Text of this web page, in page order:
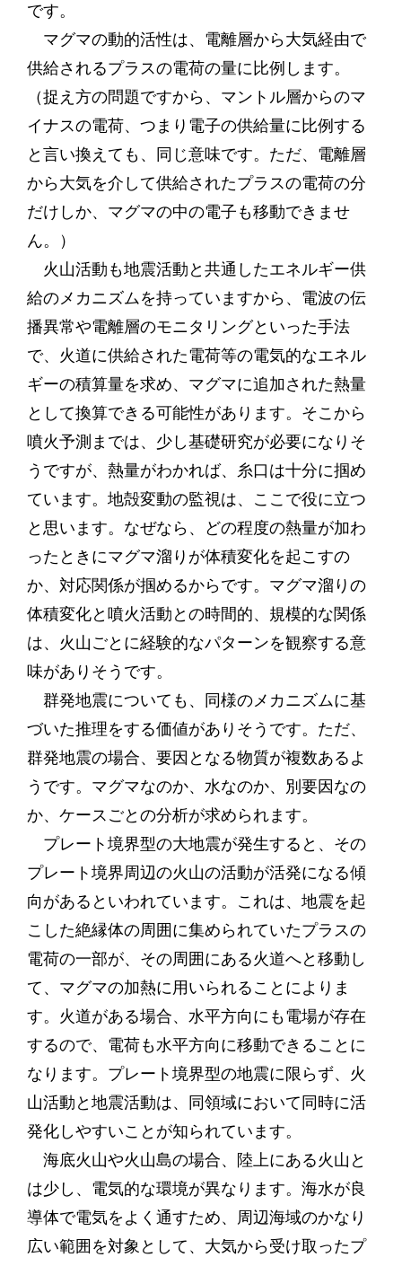
です。
マグマの動的活性は、電離層から大気経由で
供給されるプラスの電荷の量に比例します。
（捉え方の問題ですから、マントル層からのマ
イナスの電荷、つまり電子の供給量に比例する
と言い換えても、同じ意味です。ただ、電離層
から大気を介して供給されたプラスの電荷の分
だけしか、マグマの中の電子も移動できませ
ん。）
火山活動も地震活動と共通したエネルギー供
給のメカニズムを持っていますから、電波の伝
播異常や電離層のモニタリングといった手法
で、火道に供給された電荷等の電気的なエネル
ギーの積算量を求め、マグマに追加された熱量
として換算できる可能性があります。そこから
噴火予測までは、少し基礎研究が必要になりそ
うですが、熱量がわかれば、糸口は十分に掴め
ています。地殻変動の監視は、ここで役に立つ
と思います。なぜなら、どの程度の熱量が加わ
ったときにマグマ溜りが体積変化を起こすの
か、対応関係が掴めるからです。マグマ溜りの
体積変化と噴火活動との時間的、規模的な関係
は、火山ごとに経験的なパターンを観察する意
味がありそうです。
群発地震についても、同様のメカニズムに基
づいた推理をする価値がありそうです。ただ、
群発地震の場合、要因となる物質が複数あるよ
うです。マグマなのか、水なのか、別要因なの
か、ケースごとの分析が求められます。
プレート境界型の大地震が発生すると、その
プレート境界周辺の火山の活動が活発になる傾
向があるといわれています。これは、地震を起
こした絶縁体の周囲に集められていたプラスの
電荷の一部が、その周囲にある火道へと移動し
て、マグマの加熱に用いられることによりま
す。火道がある場合、水平方向にも電場が存在
するので、電荷も水平方向に移動できることに
なります。プレート境界型の地震に限らず、火
山活動と地震活動は、同領域において同時に活
発化しやすいことが知られています。
海底火山や火山島の場合、陸上にある火山と
は少し、電気的な環境が異なります。海水が良
導体で電気をよく通すため、周辺海域のかなり
広い範囲を対象として、大気から受け取ったプ